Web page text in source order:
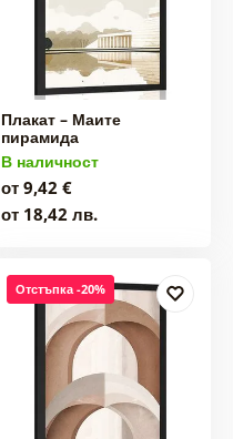
Плакат – Маите
пирамида
В наличност
от 9,42 €
от 18,42 лв.
Отстъпка -20%